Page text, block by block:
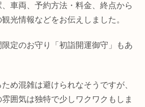
車両、予約方法・料金、終点から
光情報などをお伝えしました。
定のお守り「初詣開運御守」もあ
め混雑は避けられなそうですが、
囲気は独特で少しワクワクもしま